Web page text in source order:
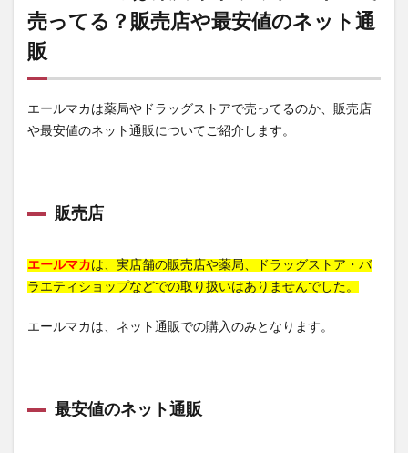
売ってる？販売店や最安値のネット通
販
エールマカは薬局やドラッグストアで売ってるのか、販売店
や最安値のネット通販についてご紹介します。
販売店
エールマカは、実店舗の販売店や薬局、ドラッグストア・バ
ラエティショップなどでの取り扱いはありませんでした。
エールマカは、ネット通販での購入のみとなります。
最安値のネット通販